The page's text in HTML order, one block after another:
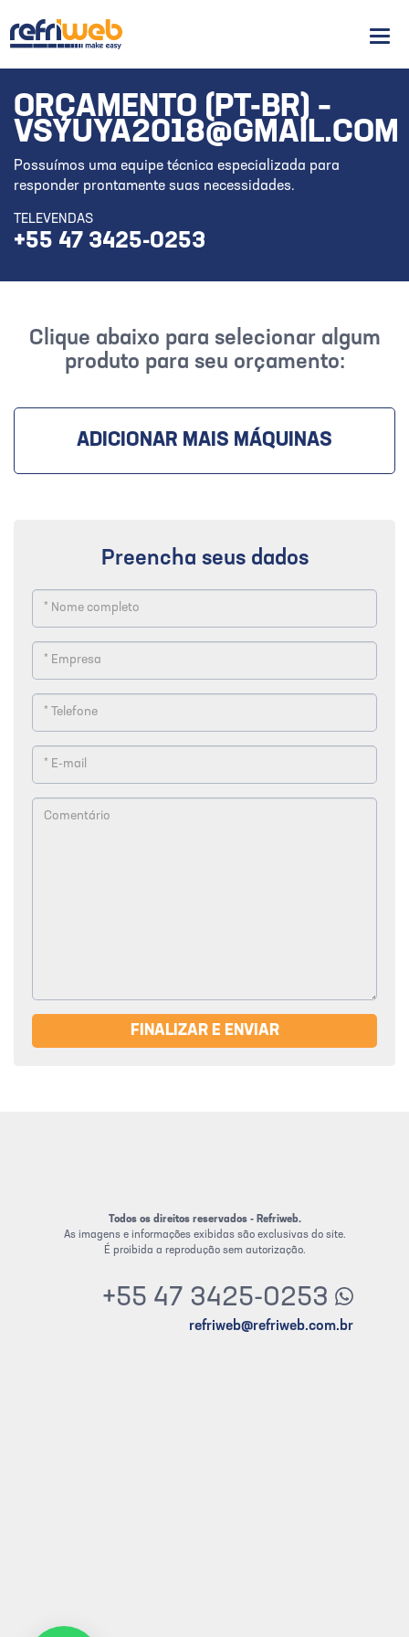
ORÇAMENTO (PT-BR) –
VSYUYA2018@GMAIL.COM
Possuímos uma equipe técnica especializada para
responder prontamente suas necessidades.
TELEVENDAS
+55 47 3425-0253
Clique abaixo para selecionar algum
produto para seu orçamento:
ADICIONAR MAIS MÁQUINAS
Preencha seus dados
FINALIZAR E ENVIAR
Todos os direitos reservados - Refriweb.
As imagens e informações exibidas são exclusivas do site.
É proibida a reprodução sem autorização.
+55 47 3425-0253
refriweb@refriweb.com.br